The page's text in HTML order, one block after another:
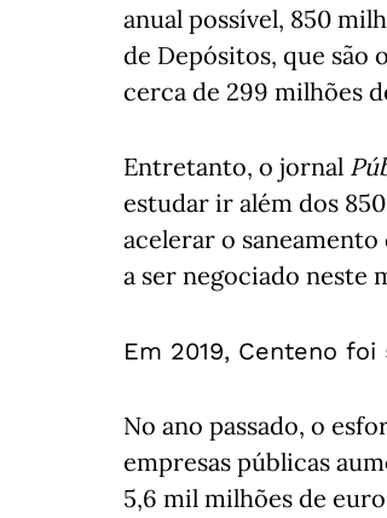
anual possível, 850
de Depósitos, que são
cerca de 299 milhões
Entretanto, o jornal
estudar ir além dos
acelerar o saneamento
a ser negociado neste
Em 2019, Centeno
No ano passado, o
empresas públicas
5,6 mil milhões de